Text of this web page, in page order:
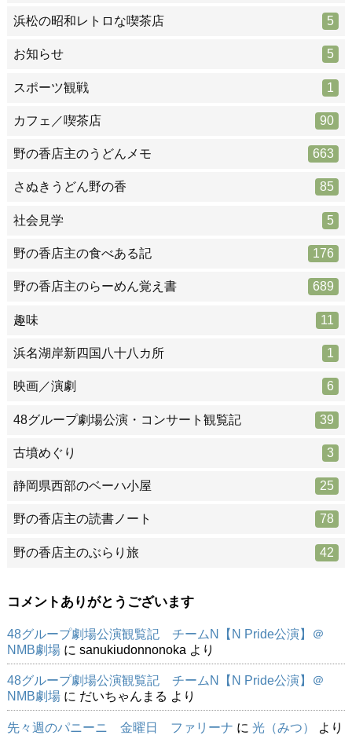
浜松の昭和レトロな喫茶店 5
お知らせ 5
スポーツ観戦 1
カフェ／喫茶店 90
野の香店主のうどんメモ 663
さぬきうどん野の香 85
社会見学 5
野の香店主の食べある記 176
野の香店主のらーめん覚え書 689
趣味 11
浜名湖岸新四国八十八カ所 1
映画／演劇 6
48グループ劇場公演・コンサート観覧記 39
古墳めぐり 3
静岡県西部のベーハ小屋 25
野の香店主の読書ノート 78
野の香店主のぶらり旅 42
コメントありがとうございます
48グループ劇場公演観覧記 チームN【N Pride公演】＠
NMB劇場に sanukiudonnonoka より
48グループ劇場公演観覧記 チームN【N Pride公演】＠
NMB劇場に だいちゃんまる より
先々週のパニーニ 金曜日 ファリーナ に 光（みつ） より